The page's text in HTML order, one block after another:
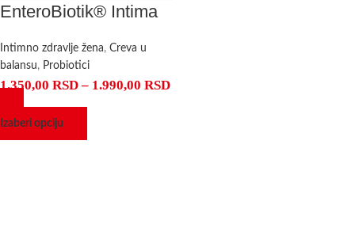
EnteroBiotik® Intima
Intimno zdravlje žena, Creva u
balansu, Probiotici
1.350,00 RSD – 1.990,00 RSD
Izaberi opciju